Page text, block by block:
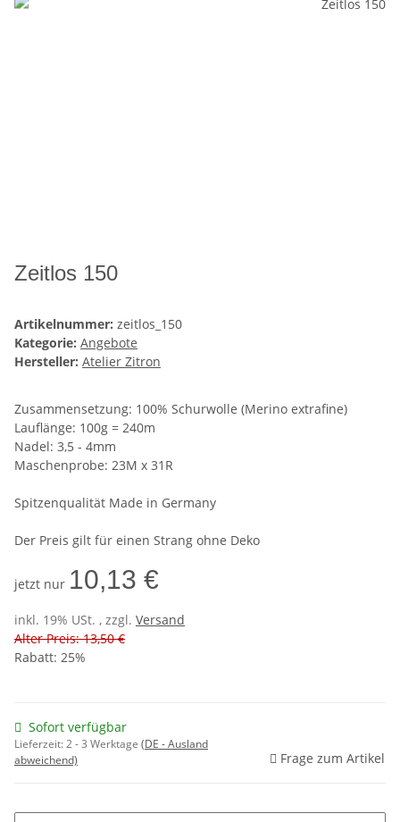
Zeitlos 150
Artikelnummer: zeitlos_150
Kategorie: Angebote
Hersteller: Atelier Zitron
Zusammensetzung: 100% Schurwolle (Merino extrafine)
Lauflänge: 100g = 240m
Nadel: 3,5 - 4mm
Maschenprobe: 23M x 31R
Spitzenqualität Made in Germany
Der Preis gilt für einen Strang ohne Deko
jetzt nur 10,13 €
inkl. 19% USt. , zzgl. Versand
Alter Preis: 13,50 €
Rabatt: 25%
Sofort verfügbar
Lieferzeit:2 - 3 Werktage (DE - Ausland
abweichend)
Frage zum Artikel